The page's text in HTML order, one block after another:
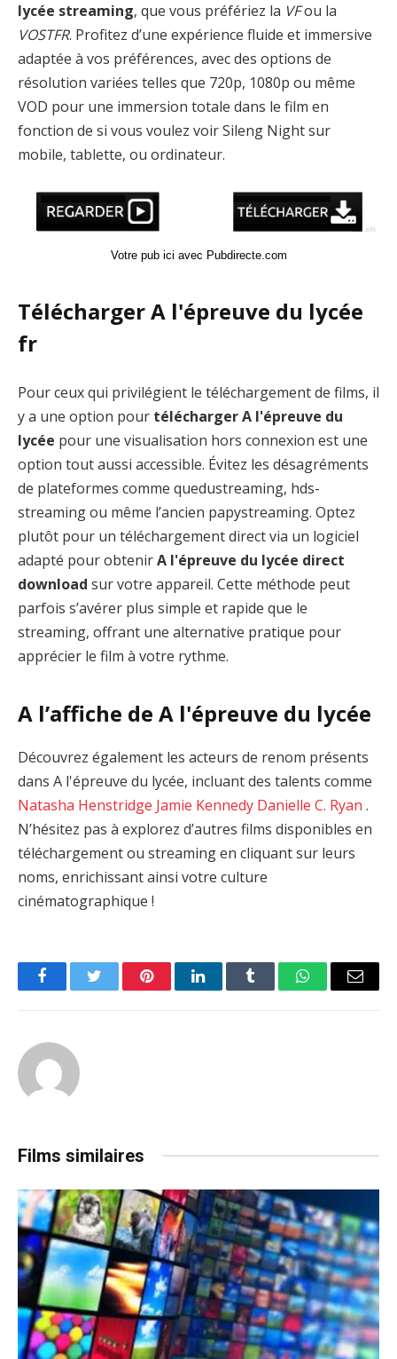
lycée streaming, que vous préfériez la VFou la
VOSTFR. Profitez d’une expérience fluide et immersive
adaptée à vos préférences, avec des options de
résolution variées telles que 720p, 1080p ou même
VOD pour une immersion totale dans le film en
fonction de si vous voulez voir Sileng Night sur
mobile, tablette, ou ordinateur.
Votre pub ici avec Pubdirecte.com
Télécharger A l'épreuve du lycée
fr
Pour ceux qui privilégient le téléchargement de films, il
y a une option pour télécharger A l'épreuve du
lycée pour une visualisation hors connexion est une
option tout aussi accessible. Évitez les désagréments
de plateformes comme quedustreaming, hds-
streaming ou même l’ancien papystreaming. Optez
plutôt pour un téléchargement direct via un logiciel
adapté pour obtenirA l'épreuve du lycée direct
download sur votre appareil. Cette méthode peut
parfois s’avérer plus simple et rapide que le
streaming, offrant une alternative pratique pour
apprécier le film à votre rythme.
A l’affiche de A l'épreuve du lycée
Découvrez également les acteurs de renom présents
dans A l'épreuve du lycée, incluant des talents comme
Natasha Henstridge Jamie Kennedy Danielle C. Ryan .
N’hésitez pas à explorez d’autres films disponibles en
téléchargement ou streaming en cliquant sur leurs
noms, enrichissant ainsi votre culture
cinématographique !
FacebookTwitter PinterestLinkedInTumblr WhatsAppEmail
Films similaires